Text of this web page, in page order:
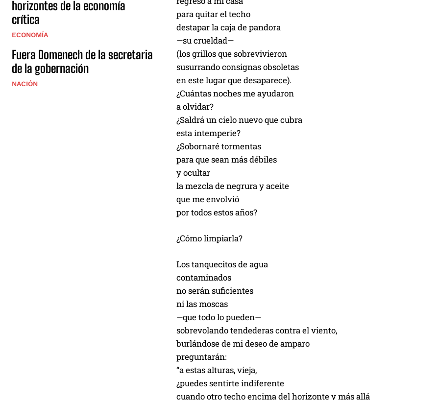
horizontes de la economía
crítica
ECONOMÍA
Fuera Domenech de la secretaria
de la gobernación
NACIÓN
para quitar el techo
destapar la caja de pandora
—su crueldad—
(los grillos que sobrevivieron
susurrando consignas obsoletas
en este lugar que desaparece).
¿Cuántas noches me ayudaron
a olvidar?
¿Saldrá un cielo nuevo que cubra
esta intemperie?
¿Sobornaré tormentas
para que sean más débiles
y ocultar
la mezcla de negrura y aceite
que me envolvió
por todos estos años?
¿Cómo limpiarla?
Los tanquecitos de agua
contaminados
no serán suficientes
ni las moscas
—que todo lo pueden—
sobrevolando tendederas contra el viento,
burlándose de mi deseo de amparo
preguntarán:
“a estas alturas, vieja,
¿puedes sentirte indiferente
cuando otro techo encima del horizonte y más allá